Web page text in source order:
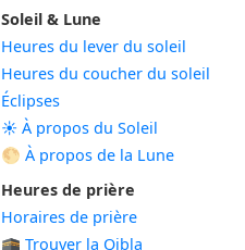
Soleil & Lune
Heures du lever du soleil
Heures du coucher du soleil
Éclipses
☀️ À propos du Soleil
🌕 À propos de la Lune
Heures de prière
Horaires de prière
🕋 Trouver la Qibla